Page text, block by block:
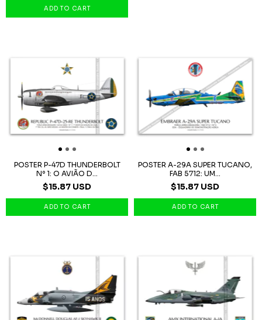
POSTER P-47D THUNDERBOLT
Nº 1: O AVIÃO D...
$15.87 USD
POSTER A-29A SUPER TUCANO,
FAB 5712: UM...
$15.87 USD